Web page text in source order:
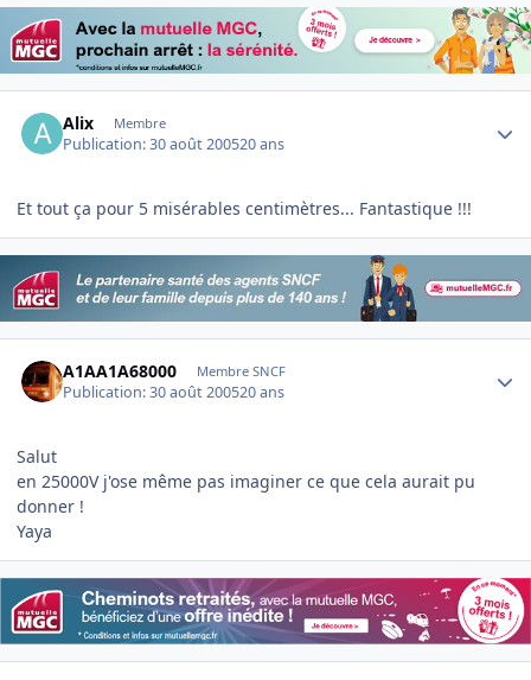
Alix Membre
Publication:30 août 200520 ans
Et tout ça pour 5 misérables centimètres... Fantastique !!!
A1AA1A68000 Membre SNCF
Publication:30 août 200520 ans
Salut
en 25000V j'ose même pas imaginer ce que cela aurait pu
donner !
Yaya